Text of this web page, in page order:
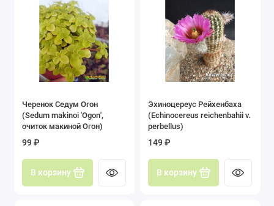
Черенок Седум Огон
(Sedum makinoi 'Ogon',
очиток макиной Огон)
99 ₽
В корзину
Эхиноцереус Рейхенбаха
(Echinocereus reichenbahii v.
perbellus)
149 ₽
В корзину